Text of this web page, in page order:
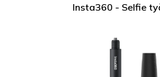
Insta360 - Selfie